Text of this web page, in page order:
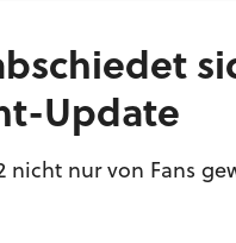
Update
nur von Fans